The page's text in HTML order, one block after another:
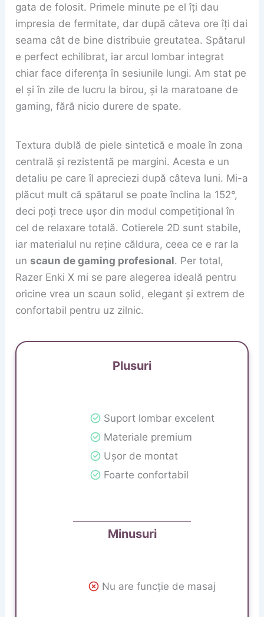
gata de folosit. Primele minute pe el îți dau
impresia de fermitate, dar după câteva ore îți dai
seama cât de bine distribuie greutatea. Spătarul
e perfect echilibrat, iar arcul lombar integrat
chiar face diferența în sesiunile lungi. Am stat pe
el și în zile de lucru la birou, și la maratoane de
gaming, fără nicio durere de spate.
Textura dublă de piele sintetică e moale în zona
centrală și rezistentă pe margini. Acesta e un
detaliu pe care îl apreciezi după câteva luni. Mi-a
plăcut mult că spătarul se poate înclina la 152°,
deci poți trece ușor din modul competițional în
cel de relaxare totală. Cotierele 2D sunt stabile,
iar materialul nu reține căldura, ceea ce e rar la
unscaun de gaming profesional. Per total,
Razer Enki X mi se pare alegerea ideală pentru
oricine vrea un scaun solid, elegant și extrem de
confortabil pentru uz zilnic.
Plusuri
Suport lombar excelent
Materiale premium
Ușor de montat
Foarte confortabil
Minusuri
Nu are funcție de masaj